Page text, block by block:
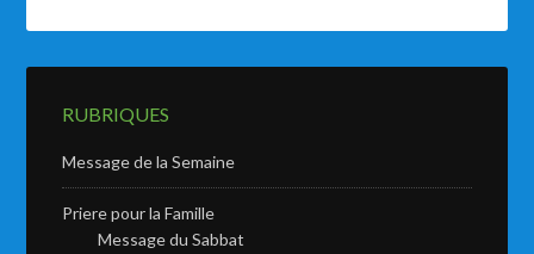
RUBRIQUES
Message de la Semaine
Priere pour la Famille
Message du Sabbat